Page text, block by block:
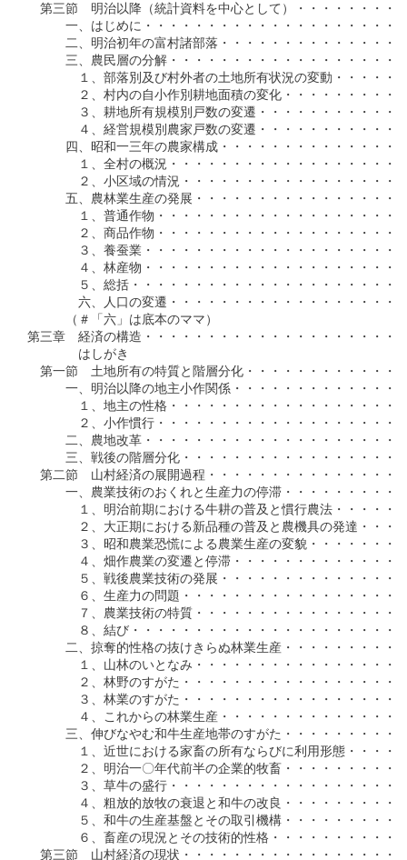
第三節　明治以降（統計資料を中心として）・・・・・・・・
一、はじめに・・・・・・・・・・・・・・・・・・・・
二、明治初年の富村諸部落・・・・・・・・・・・・・・
三、農民層の分解・・・・・・・・・・・・・・・・・・
１、部落別及び村外者の土地所有状況の変動・・・・・・
２、村内の自小作別耕地面積の変化・・・・・・・・・・
３、耕地所有規模別戸数の変遷・・・・・・・・・・・・
４、経営規模別農家戸数の変遷・・・・・・・・・・・・
四、昭和一三年の農家構成・・・・・・・・・・・・・・
１、全村の概況・・・・・・・・・・・・・・・・・・・
２、小区域の情況・・・・・・・・・・・・・・・・・・
五、農林業生産の発展・・・・・・・・・・・・・・・・
１、普通作物・・・・・・・・・・・・・・・・・・・・
２、商品作物・・・・・・・・・・・・・・・・・・・・
３、養蚕業・・・・・・・・・・・・・・・・・・・・・
４、林産物・・・・・・・・・・・・・・・・・・・・・
５、総括・・・・・・・・・・・・・・・・・・・・・・
六、人口の変遷・・・・・・・・・・・・・・・・・・・
（＃「六」は底本のママ）
第三章　経済の構造・・・・・・・・・・・・・・・・・・・・
はしがき
第一節　土地所有の特質と階層分化・・・・・・・・・・・・
一、明治以降の地主小作関係・・・・・・・・・・・・・
１、地主の性格・・・・・・・・・・・・・・・・・・・
２、小作慣行・・・・・・・・・・・・・・・・・・・・
二、農地改革・・・・・・・・・・・・・・・・・・・・
三、戦後の階層分化・・・・・・・・・・・・・・・・・
第二節　山村経済の展開過程・・・・・・・・・・・・・・・
一、農業技術のおくれと生産力の停滞・・・・・・・・・
１、明治前期における牛耕の普及と慣行農法・・・・・・
２、大正期における新品種の普及と農機具の発達・・・・
３、昭和農業恐慌による農業生産の変貌・・・・・・・・
４、畑作農業の変遷と停滞・・・・・・・・・・・・・・
５、戦後農業技術の発展・・・・・・・・・・・・・・・
６、生産力の問題・・・・・・・・・・・・・・・・・・
７、農業技術の特質・・・・・・・・・・・・・・・・・
８、結び・・・・・・・・・・・・・・・・・・・・・・
二、掠奪的性格の抜けきらぬ林業生産・・・・・・・・・
１、山林のいとなみ・・・・・・・・・・・・・・・・・
２、林野のすがた・・・・・・・・・・・・・・・・・・
３、林業のすがた・・・・・・・・・・・・・・・・・・
４、これからの林業生産・・・・・・・・・・・・・・・
三、伸びなやむ和牛生産地帯のすがた・・・・・・・・・
１、近世における家畜の所有ならびに利用形態・・・・・
２、明治一〇年代前半の企業的牧畜・・・・・・・・・・
３、草牛の盛行・・・・・・・・・・・・・・・・・・・
４、粗放的放牧の衰退と和牛の改良・・・・・・・・・・
５、和牛の生産基盤とその取引機構・・・・・・・・・・
６、畜産の現況とその技術的性格・・・・・・・・・・・
第三節　山村経済の現状・・・・・・・・・・・・・・・・・